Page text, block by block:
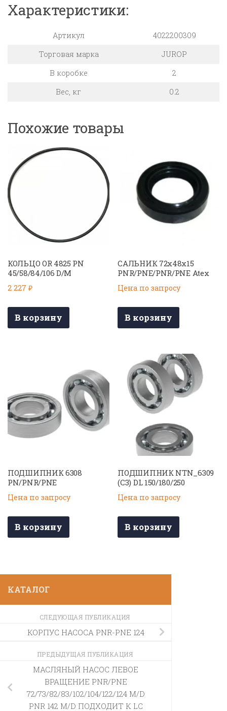
Характеристики:
Артикул
4022200309
Торговая марка
JUROP
В коробке
2
Вес, кг
0.2
Похожие товары
КОЛЬЦО OR 4825 PN
45/58/84/106 D/M
2 227 ₽
В корзину
САЛЬНИК 72х48х15
PNR/PNE/PNR/PNE Atex
Цена по запросу
В корзину
ПОДШИПНИК 6308
PN/PNR/PNE
Цена по запросу
В корзину
ПОДШИПНИК NTN_6309
(C3) DL 150/180/250
Цена по запросу
В корзину
КАТАЛОГ
СЛЕДУЮЩАЯ ПУБЛИКАЦИЯ
КОРПУС НАСОСА PNR-PNE 124
ПРЕДЫДУЩАЯ ПУБЛИКАЦИЯ
МАСЛЯНЫЙ НАСОС ЛЕВОЕ
ВРАЩЕНИЕ PNR/PNE
72/73/82/83/102/104/122/124 M/D
PNR 142 M/D ПОДХОДИТ К LC